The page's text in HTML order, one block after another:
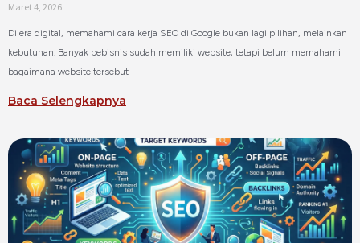
Maret 4, 2026
Di era digital, memahami cara kerja SEO di Google bukan lagi pilihan, melainkan
kebutuhan. Banyak pebisnis sudah memiliki website, tetapi belum memahami
bagaimana website tersebut
Baca Selengkapnya